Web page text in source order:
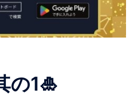
の1🎍